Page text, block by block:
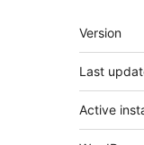
Meta
Version
Last
Active